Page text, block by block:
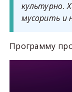
культурно.
мусорить и
Программу